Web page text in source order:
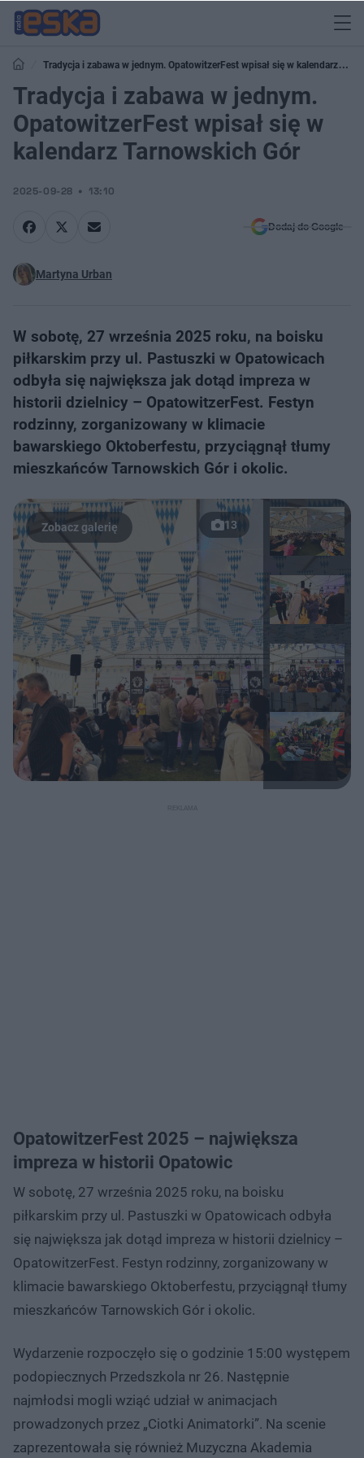
Tradycja i zabawa w jednym. OpatowitzerFest wpisał się w kalendarz
Tarnowskich Gór
Tradycja i zabawa w jednym.
OpatowitzerFest wpisał się w
kalendarz Tarnowskich Gór
2025-09-28 13:10
Dodaj do Google
Martyna Urban
W sobotę, 27 września 2025 roku, na boisku
piłkarskim przy ul. Pastuszki w Opatowicach
odbyła się największa jak dotąd impreza w
historii dzielnicy – OpatowitzerFest. Festyn
rodzinny, zorganizowany w klimacie
bawarskiego Oktoberfestu, przyciągnął tłumy
mieszkańców Tarnowskich Gór i okolic.
13
OpatowitzerFest 2025 – największa
impreza w historii Opatowic
W sobotę, 27 września 2025 roku, na boisku
piłkarskim przy ul. Pastuszki w Opatowicach odbyła
się największa jak dotąd impreza w historii dzielnicy –
OpatowitzerFest. Festyn rodzinny, zorganizowany w
klimacie bawarskiego Oktoberfestu, przyciągnął tłumy
mieszkańców Tarnowskich Gór i okolic.
Wydarzenie rozpoczęło się o godzinie 15:00 występem
podopiecznych Przedszkola nr 26. Następnie
najmłodsi mogli wziąć udział w animacjach
prowadzonych przez „Ciotki Animatorki”. Na scenie
zaprezentowała się również Muzyczna Akademia